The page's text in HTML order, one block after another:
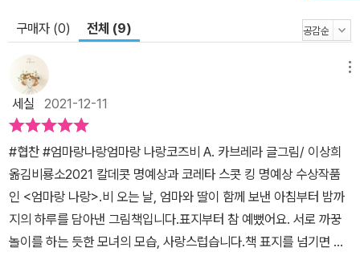
슷하고도 다른 소품들은 시각적인 부분을 넘어 오감으로 아늑하고 안
정적인 감정을 전달한다. 아이의 입을 통해 전해지는 짧은 글은 부드
러운 그림과 만나 시적인 리듬을 형성한다. 줄곧 엄마와 아이가 마주
보며 눈빛을 나누고, 닮은 얼굴로 같은 곳을 바라보는 시선과 표정을
포착하던 『엄마랑 나랑』은 마지막 장면에서 두 사람의 뒷모습만으로
처리한다. 나란히 기대어 있는 엄마와 딸의 뒷모습에서 어느 장면에
서보다도 견고한 유대가 느껴지며, 감정이 극대화된다. 작품의 완결
성이 돋보이는 지점이다.
구매자 (0) 전체 (9)
세실 2021-12-11
#협찬 #엄마랑나랑엄마랑 나랑코즈비 A. 카브레라 글그림/ 이상희
옮김비룡소2021 칼데콧 명예상과 코레타 스콧 킹 명예상 수상작품
인 <엄마랑 나랑>.비 오는 날, 엄마와 딸이 함께 보낸 아침부터 밤까
지의 하루를 담아낸 그림책입니다.표지부터 참 예뻤어요. 서로 까꿍
놀이를 하는 듯한 모녀의 모습, 사랑스럽습니다.책 표지를 넘기면 만